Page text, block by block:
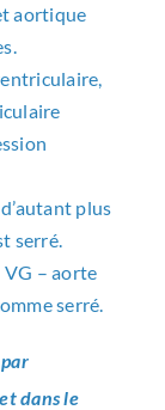
aortique
plus
serré.
VG – aorte
serré.
dans le